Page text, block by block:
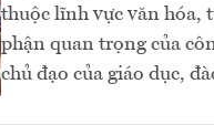
thuộc lĩnh vực văn hóa,
phận quan trọng của
chủ đạo của giáo dục,